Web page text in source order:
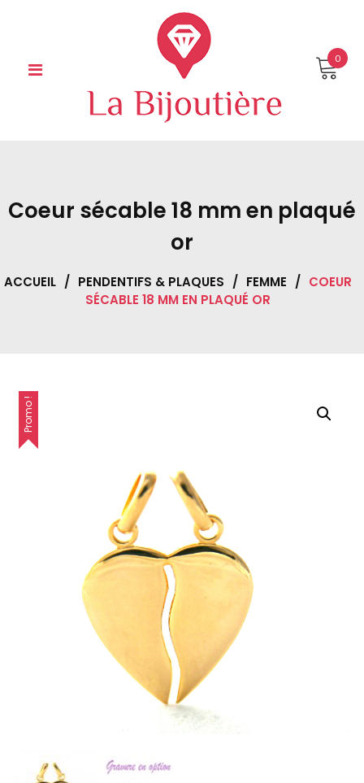
0
Coeur sécable 18 mm en plaqué
or
ACCUEIL / PENDENTIFS & PLAQUES / FEMME / COEUR
SÉCABLE 18 MM EN PLAQUÉ OR
Promo !